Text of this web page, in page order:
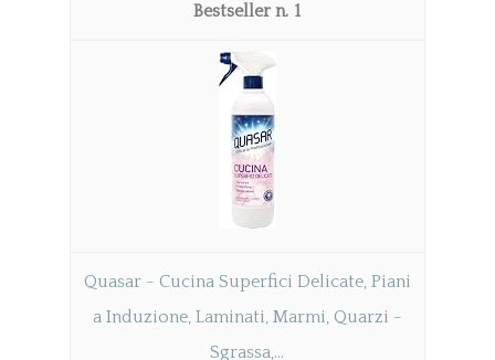
1
Quasar - Cucina Superfici Delicate, Piani
a Induzione, Laminati, Marmi, Quarzi -
Sgrassa,...